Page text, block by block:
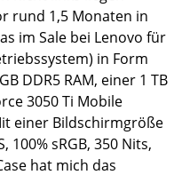
rund 1,5 Monaten in
im Sale bei Lenovo für
in Form
DDR5 RAM, einer 1 TB
3050 Ti Mobile
einer Bildschirmgröße
100% sRGB, 350 Nits,
hat mich das